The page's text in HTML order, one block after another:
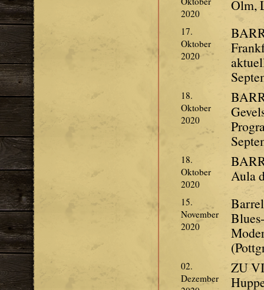
2020
Olm,
17.
Oktober
2020
18.
Oktober
2020
18.
Oktober
2020
Aula
15.
November
2020
02.
Dezember
ZU